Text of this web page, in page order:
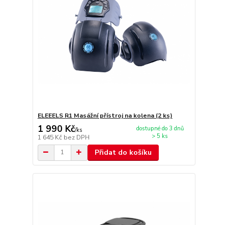
ELEEELS R1 Masážní přístroj na kolena (2 ks)
1 990 Kč/ks
1 645 Kč bez DPH
dostupné do 3 dnů
> 5 ks
Přidat do košíku